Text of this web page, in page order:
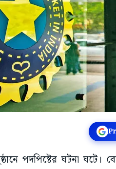
পদপিষ্টের ঘটনা ঘটে।